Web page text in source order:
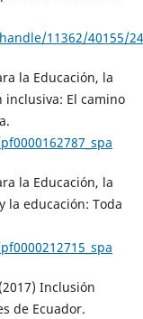
11362/40155/
la Educación, la
inclusiva: El camino
la Educación, la
la educación: Toda
Inclusión
de Ecuador.